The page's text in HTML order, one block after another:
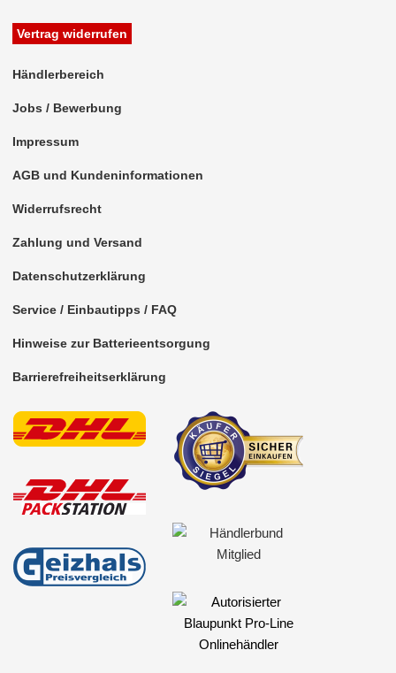
Vertrag widerrufen
Händlerbereich
Jobs / Bewerbung
Impressum
AGB und Kundeninformationen
Widerrufsrecht
Zahlung und Versand
Datenschutzerklärung
Service / Einbautipps / FAQ
Hinweise zur Batterieentsorgung
Barrierefreiheitserklärung